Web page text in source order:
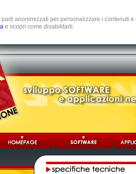
anonimizzati per personalizzare i contenuti
e scopri come disabilitarli.